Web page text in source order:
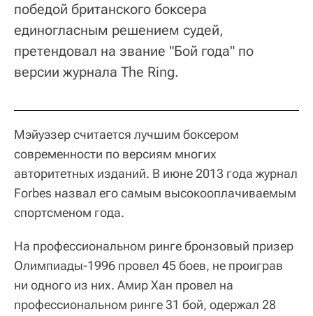
победой британского боксера
единогласным решением судей,
претендовал на звание "Бой года" по
версии журнала The Ring.
Мэйуэзер считается лучшим боксером
современности по версиям многих
авторитетных изданий. В июне 2013 года журнал
Forbes назвал его самым высокооплачиваемым
спортсменом года.
На профессиональном ринге бронзовый призер
Олимпиады-1996 провел 45 боев, не проиграв
ни одного из них. Амир Хан провел на
профессиональном ринге 31 бой, одержал 28